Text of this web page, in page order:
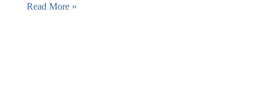
Rahasia
Read More »